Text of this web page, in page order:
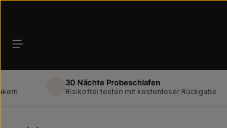
30 Nächte Probeschlafen
Risikofrei testen mit kostenloser Rückgabe